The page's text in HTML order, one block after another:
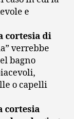
e
cortesia di
verrebbe
bagno
o capelli
cortesia